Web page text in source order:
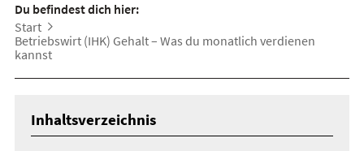
Du befindest dich hier:
Start
Betriebswirt (IHK) Gehalt – Was du monatlich verdienen
kannst
Inhaltsverzeichnis